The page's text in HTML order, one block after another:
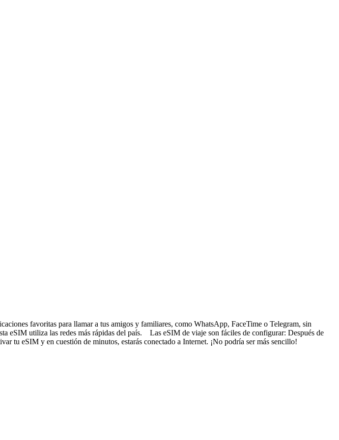
favoritas para llamar a tus amigos y familiares, como WhatsApp, FaceTime o Telegram, sin
eSIM utiliza las redes más rápidas del país. Las eSIM de viaje son fáciles de configurar: Después de
tu eSIM y en cuestión de minutos, estarás conectado a Internet. ¡No podría ser más sencillo!